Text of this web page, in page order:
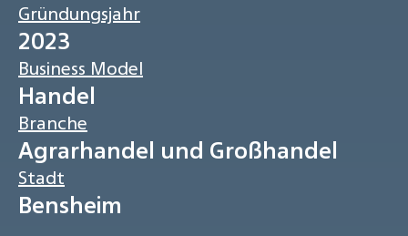
Gründungsjahr
2023
Business Model
Handel
Branche
Agrarhandel und Großhandel
Stadt
Bensheim